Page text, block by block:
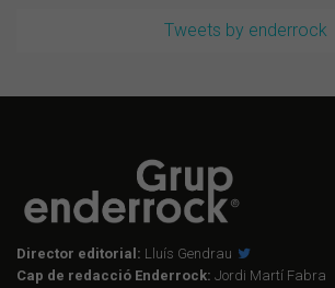
Tweets by enderrock
Director editorial: Lluís Gendrau
Cap de redacció Enderrock: Jordi Martí Fabra